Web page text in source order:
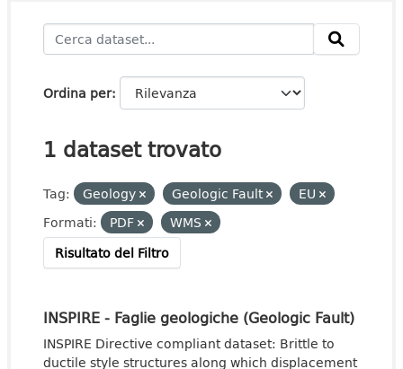
Ordina per
1 dataset trovato
Tag: Geology Geologic Fault
EU
Formati:
PDF
WMS
Risultato del Filtro
INSPIRE - Faglie geologiche (Geologic Fault)
INSPIRE Directive compliant dataset: Brittle to
ductile style structures along which displacement